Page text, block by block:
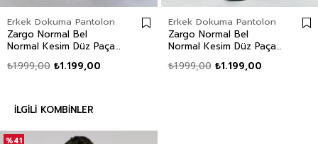
Erkek Dokuma Pantolon
Zargo Normal Bel
Normal Kesim Düz Paça
₺1.199,00
₺1.999,00
Erkek Dokuma Pantolon
Zargo Normal Bel
Normal Kesim Düz Paça
₺1.199,00
₺1.999,00
İLGILI KOMBINLER
%41